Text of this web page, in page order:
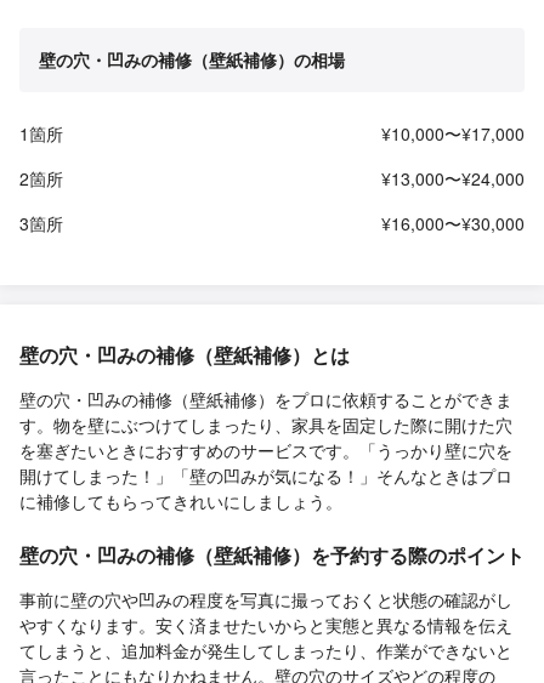
壁の穴・凹みの補修（壁紙補修）の相場
1箇所
¥10,000〜¥17,000
2箇所
¥13,000〜¥24,000
3箇所
¥16,000〜¥30,000
壁の穴・凹みの補修（壁紙補修）とは
壁の穴・凹みの補修（壁紙補修）をプロに依頼することができま
す。物を壁にぶつけてしまったり、家具を固定した際に開けた穴
を塞ぎたいときにおすすめのサービスです。「うっかり壁に穴を
開けてしまった！」「壁の凹みが気になる！」そんなときはプロ
に補修してもらってきれいにしましょう。
壁の穴・凹みの補修（壁紙補修）を予約する際のポイント
事前に壁の穴や凹みの程度を写真に撮っておくと状態の確認がし
やすくなります。安く済ませたいからと実態と異なる情報を伝え
てしまうと、追加料金が発生してしまったり、作業ができないと
言ったことにもなりかねません。壁の穴のサイズやどの程度の